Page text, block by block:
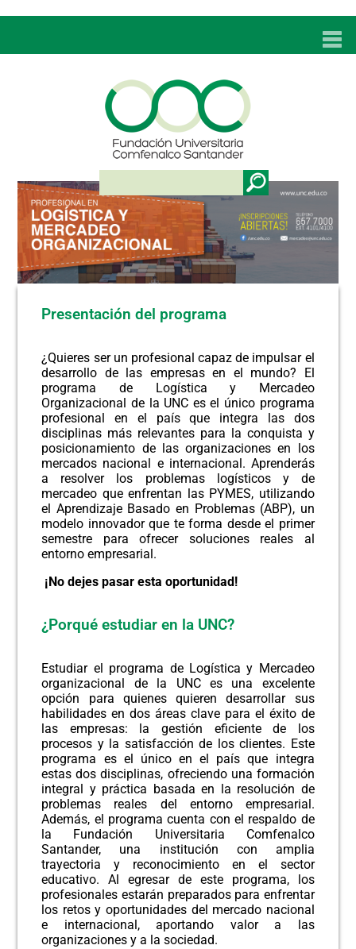
UNC
ADMISIONES
PROGRAMAS
TÉCNICOS LABORALES
BIENESTAR
BIBLIOTECA
INVESTIGACIONES
NOTICIAS
Presentación del programa
¿Quieres ser un profesional capaz de impulsar el
desarrollo de las empresas en el mundo? El
programa de Logística y Mercadeo
Organizacional de la UNC es el único programa
profesional en el país que integra las dos
disciplinas más relevantes para la conquista y
posicionamiento de las organizaciones en los
mercados nacional e internacional. Aprenderás
a resolver los problemas logísticos y de
mercadeo que enfrentan las PYMES, utilizando
el Aprendizaje Basado en Problemas (ABP), un
modelo innovador que te forma desde el primer
semestre para ofrecer soluciones reales al
entorno empresarial.
¡No dejes pasar esta oportunidad!
¿Porqué estudiar en la UNC?
Estudiar el programa de Logística y Mercadeo
organizacional de la UNC es una excelente
opción para quienes quieren desarrollar sus
habilidades en dos áreas clave para el éxito de
las empresas: la gestión eficiente de los
procesos y la satisfacción de los clientes. Este
programa es el único en el país que integra
estas dos disciplinas, ofreciendo una formación
integral y práctica basada en la resolución de
problemas reales del entorno empresarial.
Además, el programa cuenta con el respaldo de
la Fundación Universitaria Comfenalco
Santander, una institución con amplia
trayectoria y reconocimiento en el sector
educativo. Al egresar de este programa, los
profesionales estarán preparados para enfrentar
los retos y oportunidades del mercado nacional
e internacional, aportando valor a las
organizaciones y a la sociedad.